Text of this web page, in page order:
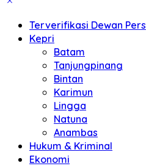
Terverifikasi Dewan Pers
Kepri
Batam
Tanjungpinang
Bintan
Karimun
Lingga
Natuna
Anambas
Hukum & Kriminal
Ekonomi